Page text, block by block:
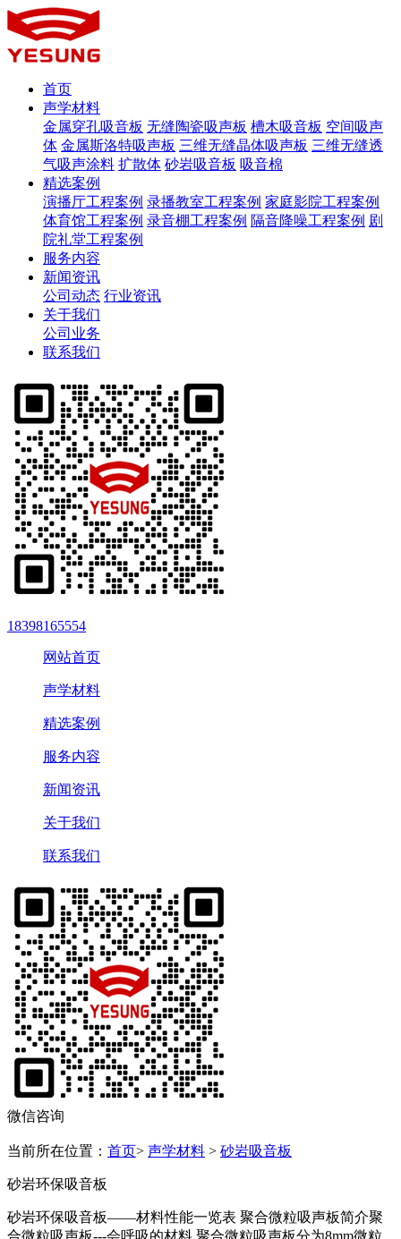
首页
声学材料
金属穿孔吸音板 无缝陶瓷吸声板 槽木吸音板 空间吸声
体 金属斯洛特吸声板 三维无缝晶体吸声板 三维无缝透
气吸声涂料 扩散体 砂岩吸音板 吸音棉
精选案例
演播厅工程案例 录播教室工程案例 家庭影院工程案例
体育馆工程案例 录音棚工程案例 隔音降噪工程案例 剧
院礼堂工程案例
服务内容
新闻资讯
公司动态 行业资讯
关于我们
公司业务
联系我们
18398165554
网站首页
声学材料
精选案例
服务内容
新闻资讯
关于我们
联系我们
微信咨询
当前所在位置： 首页> 声学材料 > 砂岩吸音板
砂岩环保吸音板
砂岩环保吸音板——材料性能一览表 聚合微粒吸声板简介聚
合微粒吸声板---会呼吸的材料 聚合微粒吸声板分为8mm微粒